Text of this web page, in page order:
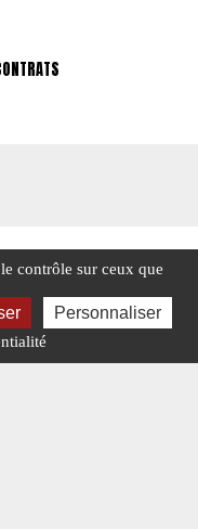
contrôle sur ceux que
Personnaliser